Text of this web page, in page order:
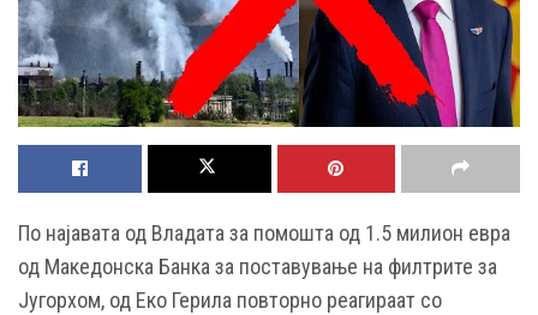
По најавата од Владата за помошта од 1.5 милион евра
од Македонска Банка за поставување на филтрите за
Југорхом, од Еко Герила повторно реагираат со